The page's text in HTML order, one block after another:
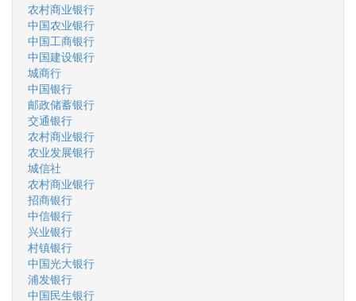
农村商业银行
中国农业银行
中国工商银行
中国建设银行
城商行
中国银行
邮政储蓄银行
交通银行
农村商业银行
农业发展银行
城信社
农村商业银行
招商银行
中信银行
兴业银行
村镇银行
中国光大银行
浦发银行
中国民生银行